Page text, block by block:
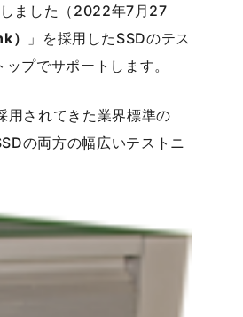
ました（2022年7月27
）
」を採用したSSDのテス
プでサポートします。
されてきた業界標準の
の両方の幅広いテストニ